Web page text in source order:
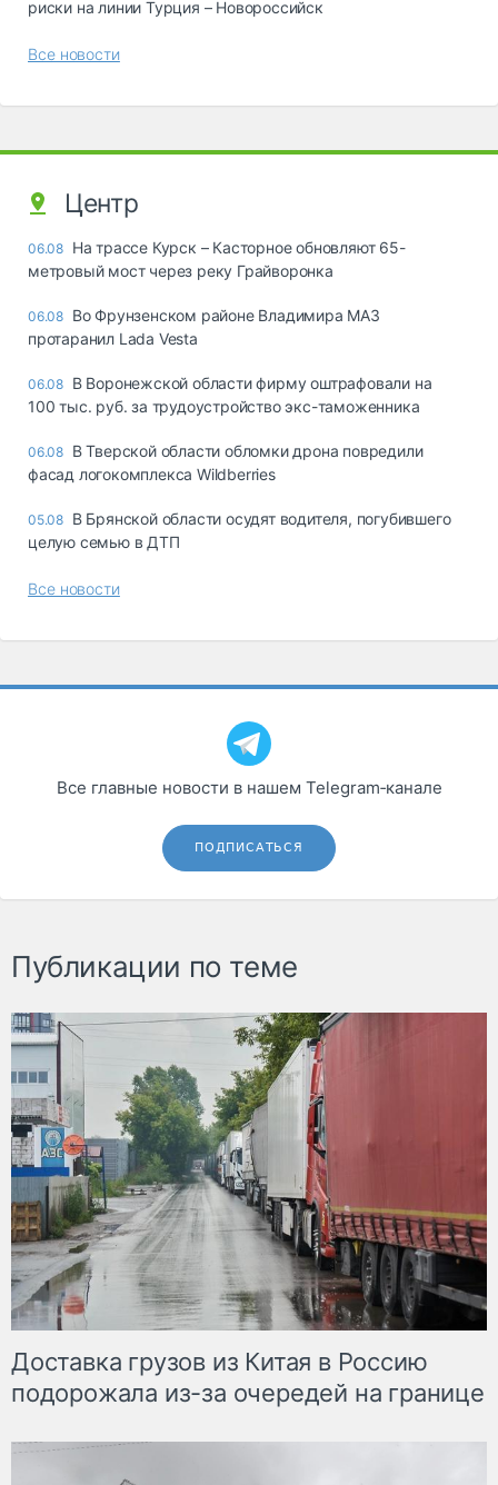
риски на линии Турция – Новороссийск
Все новости
Центр
06.08 На трассе Курск – Касторное обновляют 65-
метровый мост через реку Грайворонка
06.08 Во Фрунзенском районе Владимира МАЗ
протаранил Lada Vesta
06.08 В Воронежской области фирму оштрафовали на
100 тыс. руб. за трудоустройство экс-таможенника
06.08 В Тверской области обломки дрона повредили
фасад логокомплекса Wildberries
05.08 В Брянской области осудят водителя, погубившего
целую семью в ДТП
Все новости
Все главные новости в нашем Telegram‑канале
ПОДПИСАТЬСЯ
Публикации по теме
Доставка грузов из Китая в Россию
подорожала из-за очередей на границе